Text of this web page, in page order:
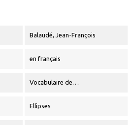
Balaudé, Jean-François
en français
Vocabulaire de…
Ellipses